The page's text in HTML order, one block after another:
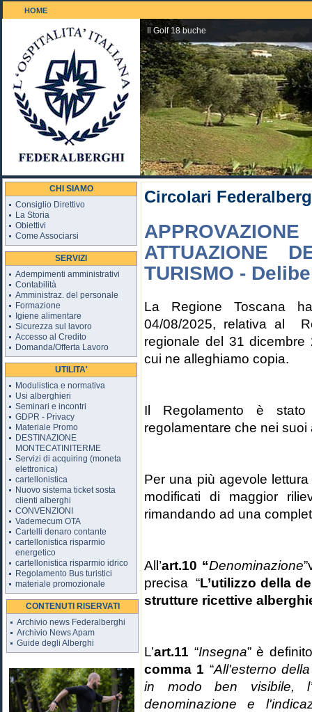
HOME
Il Golf 18 buche
CHI SIAMO
Consiglio Direttivo
La Storia
Obiettivi
Come Associarsi
SERVIZI
Adempimenti amministrativi
Contabilità
Amministraz. del personale
Formazione
Igiene alimentare
Sicurezza sul lavoro
Accesso al Credito
Domanda/Offerta Lavoro
UTILITA'
Modulistica e normativa
Usi alberghieri
Seminari e incontri
GDPR - Privacy
Materiale Promo
DESTINAZIONE
MONTECATINITERME
Servizi di acquiring (moneta
elettronica)
cartellonistica
Nuovo sistema ticket sosta
clienti alberghi
CONVENZIONI
Vademecum OTA
Cartelli denaro contante
cartellonistica risparmio
energetico
cartellonistica risparmio idrico
Regolamento Bus turistici
materiale promozionale
CONTENUTI RISERVATI
Archivio news Federalberghi
Archivio News Apam
Guide degli Alberghi
Circolari
ATTUAZIONE
TURISMO -
La Regione Toscana
04/08/2025, relativa al
regionale del 31 dicembre
cui ne alleghiamo copia.
Il Regolamento è
regolamentare che nei suoi
Per una più agevole
modificati di maggior
rimandando ad una
All’art.10 “Denominazione
precisa “L’utilizzo della
strutture ricettive
L’art.11 “Insegna” è
comma 1 “All'esterno
in modo ben visibile,
denominazione e